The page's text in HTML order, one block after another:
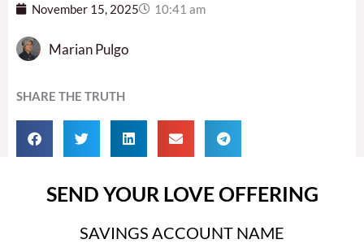
November 15, 2025 10:41 am
Marian Pulgo
SHARE THE TRUTH
SEND YOUR LOVE OFFERING
SAVINGS ACCOUNT NAME